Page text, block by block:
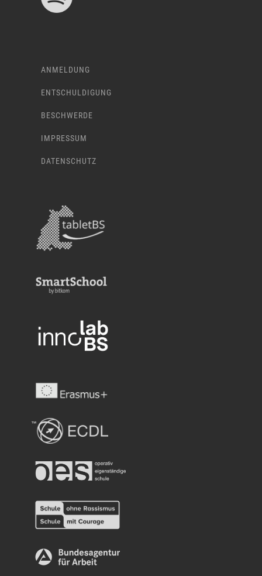
ANMELDUNG
ENTSCHULDIGUNG
BESCHWERDE
IMPRESSUM
DATENSCHUTZ